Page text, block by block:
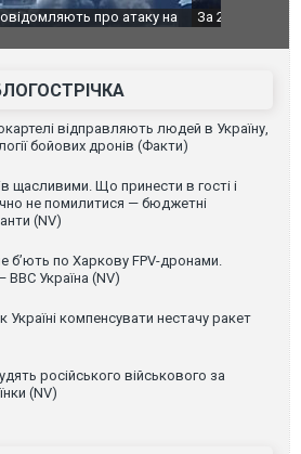
від кордону з Україною: в
ФОТО. ВІДЕО
В
відправляють людей в Україну,
бойових дронів (Факти)
щасливими. Що принести в гості і
не помилитися — бюджетні
(NV)
бʼють по Харкову FPV-дронами.
Україна (NV)
компенсувати нестачу ракет
російського військового за
(NV)